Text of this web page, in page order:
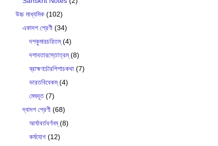
উচ্চ মাধ্যমিক (102)
একাদশ শ্রেণী (34)
দশকুমারচরিতম্(4)
দশাবতারস্তোত্রম্(8)
ব্রাহ্মণচৌরপিশাচকথা (7)
ভারতবিবেকম্(4)
মেঘদূত(7)
দ্বাদশ শ্রেণী (68)
আর্যাবর্তবর্ণনম্(8)
কর্মযোগ (12)